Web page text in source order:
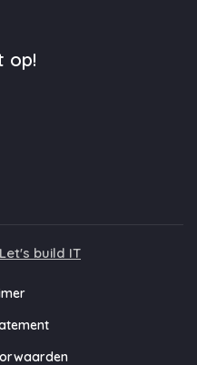
op!
Let's build IT